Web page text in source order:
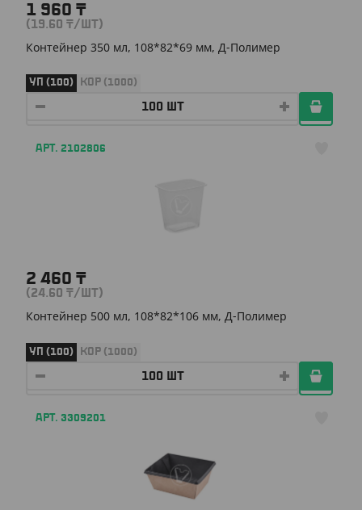
1 960 ₸
(19.60 ₸/ШТ)
Контейнер 350 мл, 108*82*69 мм, Д-Полимер
УП (100) КОР (1000)
АРТ. 2102806
2 460 ₸
(24.60 ₸/ШТ)
Контейнер 500 мл, 108*82*106 мм, Д-Полимер
УП (100) КОР (1000)
АРТ. 3309201